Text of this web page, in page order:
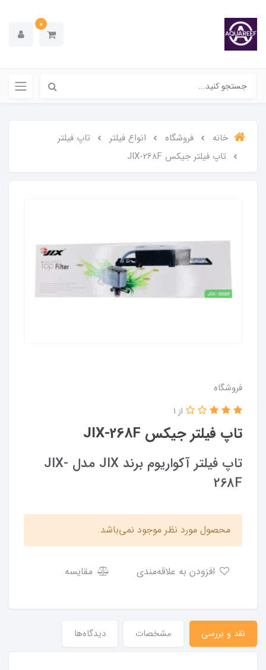
0
خانه فروشگاه انواع فیلتر
تاپ فیلتر
تاپ فیلتر جیکس JIX-268F
فروشگاه
تاپ فیلتر جیکس JIX-268F
از 1
تاپ فیلتر آکواریوم برند JIX مدل JIX-
268F
محصول مورد نظر موجود نمی‌باشد.
مقایسه
نقد و بررسی مشخصات دیدگاه‌ها